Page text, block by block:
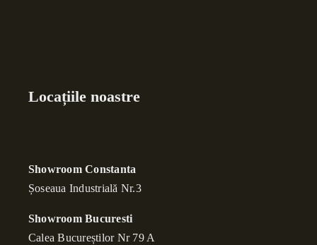
Locațiile noastre
Showroom Constanta
Șoseaua Industrială Nr.3
Showroom Bucuresti
Calea Bucureștilor Nr 79 A